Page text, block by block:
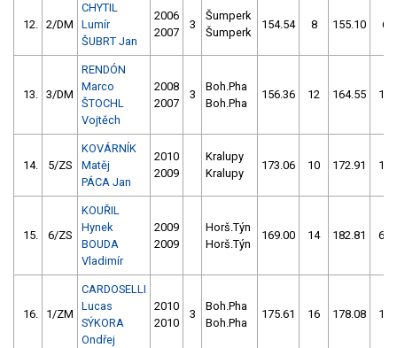
12. 2/DM
CHYTIL
Lumír
ŠUBRT Jan
2006
2007
3
Šumperk
Šumperk
154.54 8 155.10 6
13. 3/DM
RENDÓN
Marco
ŠTOCHL
Vojtěch
2008
2007
3
Boh.Pha
Boh.Pha
156.36 12 164.55 12
14. 5/ZS
KOVÁRNÍK
Matěj
PÁCA Jan
2010
2009
Kralupy
Kralupy
173.06 10 172.91 10
15. 6/ZS
KOUŘIL
Hynek
BOUDA
Vladimír
2009
2009
Horš.Týn
Horš.Týn
169.00 14 182.81 62
16. 1/ZM
CARDOSELLI
Lucas
SÝKORA
Ondřej
2010
2010
3
Boh.Pha
Boh.Pha
175.61 16 178.08 10